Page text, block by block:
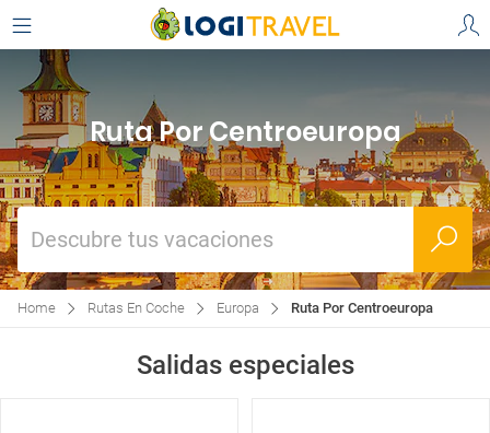
Ruta Por Centroeuropa
Descubre tus vacaciones
Home Rutas En Coche Europa Ruta Por Centroeuropa
Salidas especiales